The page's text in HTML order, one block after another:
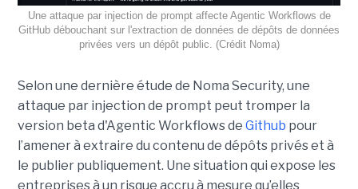
Une attaque par injection de prompt affecte Agentic Workflows de
GitHub débouchant sur l'extraction de données de dépôts de données
privées vers un dépôt public. (Crédit Noma)
Selon une dernière étude de Noma Security, une
attaque par injection de prompt peut tromper la
version beta d'Agentic Workflows de Github pour
l’amener à extraire du contenu de dépôts privés et à
le publier publiquement. Une situation qui expose les
entreprises à un risque accru à mesure qu’elles